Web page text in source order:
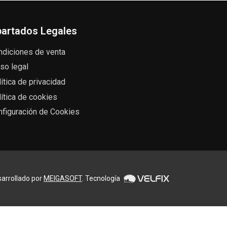
Legales
de venta
legal
de privacidad
de cookies
de Cookies
por MEIGASOFT. Tecnología